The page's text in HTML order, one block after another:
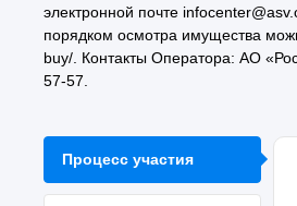
электронной почте
порядком осмотра имущества
buy/. Контакты Оператора: АО
57-57.
Процесс участия